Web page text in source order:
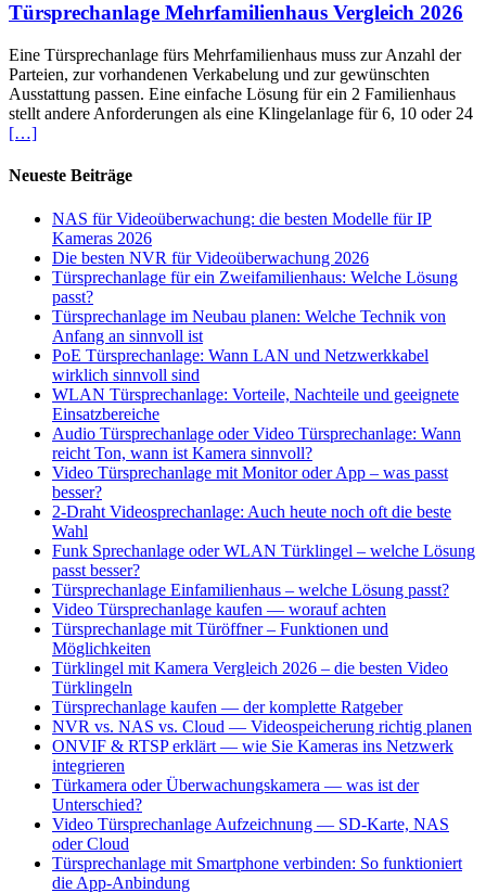
Türsprechanlage Mehrfamilienhaus Vergleich 2026
Eine Türsprechanlage fürs Mehrfamilienhaus muss zur Anzahl der
Parteien, zur vorhandenen Verkabelung und zur gewünschten
Ausstattung passen. Eine einfache Lösung für ein 2 Familienhaus
stellt andere Anforderungen als eine Klingelanlage für 6, 10 oder 24
[…]
Neueste Beiträge
NAS für Videoüberwachung: die besten Modelle für IP
Kameras 2026
Die besten NVR für Videoüberwachung 2026
Türsprechanlage für ein Zweifamilienhaus: Welche Lösung
passt?
Türsprechanlage im Neubau planen: Welche Technik von
Anfang an sinnvoll ist
PoE Türsprechanlage: Wann LAN und Netzwerkkabel
wirklich sinnvoll sind
WLAN Türsprechanlage: Vorteile, Nachteile und geeignete
Einsatzbereiche
Audio Türsprechanlage oder Video Türsprechanlage: Wann
reicht Ton, wann ist Kamera sinnvoll?
Video Türsprechanlage mit Monitor oder App – was passt
besser?
2-Draht Videosprechanlage: Auch heute noch oft die beste
Wahl
Funk Sprechanlage oder WLAN Türklingel – welche Lösung
passt besser?
Türsprechanlage Einfamilienhaus – welche Lösung passt?
Video Türsprechanlage kaufen — worauf achten
Türsprechanlage mit Türöffner – Funktionen und
Möglichkeiten
Türklingel mit Kamera Vergleich 2026 – die besten Video
Türklingeln
Türsprechanlage kaufen — der komplette Ratgeber
NVR vs. NAS vs. Cloud — Videospeicherung richtig planen
ONVIF & RTSP erklärt — wie Sie Kameras ins Netzwerk
integrieren
Türkamera oder Überwachungskamera — was ist der
Unterschied?
Video Türsprechanlage Aufzeichnung — SD-Karte, NAS
oder Cloud
Türsprechanlage mit Smartphone verbinden: So funktioniert
die App-Anbindung